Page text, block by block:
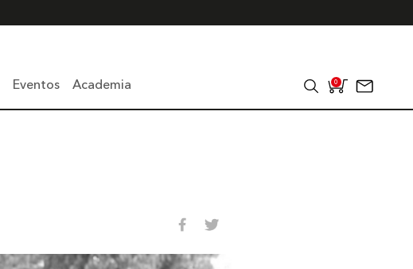
Eventos Academia 0